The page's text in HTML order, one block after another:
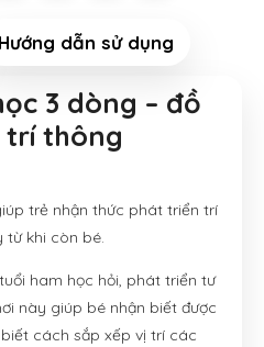
Hướng dẫn sử dụng
3 dòng – đồ
trí thông
trẻ nhận thức phát triển trí
khi còn bé.
ham học hỏi, phát triển tư
này giúp bé nhận biết được
cách sắp xếp vị trí các